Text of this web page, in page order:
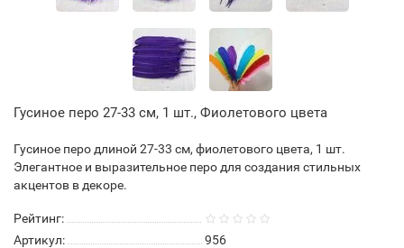
Гусиное перо 27-33 см, 1 шт., Фиолетового цвета
Гусиное перо длиной 27-33 см, фиолетового цвета, 1 шт.
Элегантное и выразительное перо для создания стильных
акцентов в декоре.
Рейтинг:
Артикул:
956